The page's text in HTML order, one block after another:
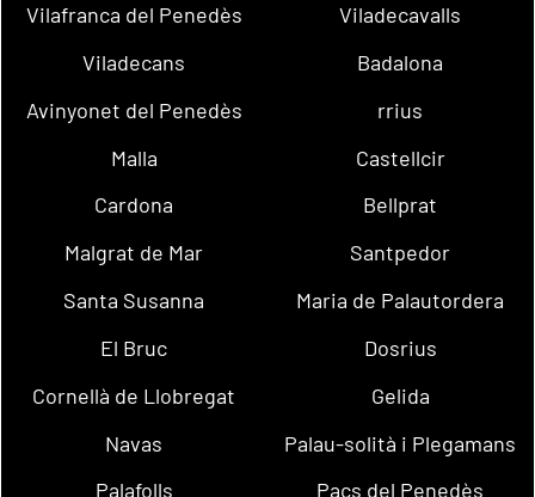
Vilafranca del Penedès
Viladecavalls
Viladecans
Badalona
Avinyonet del Penedès
rrius
Malla
Castellcir
Cardona
Bellprat
Malgrat de Mar
Santpedor
Santa Susanna
Maria de Palautordera
El Bruc
Dosrius
Cornellà de Llobregat
Gelida
Navas
Palau-solità i Plegamans
Palafolls
Pacs del Penedès